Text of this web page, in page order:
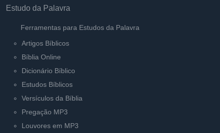
Estudo da Palavra
Ferramentas para Estudos da Palavra
Artigos Bíblicos
Bíblia Online
Dicionário Bíblico
Estudos Bíblicos
Versículos da Bíblia
Pregação MP3
Louvores em MP3